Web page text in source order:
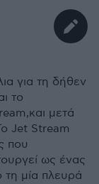
για τη δήθεν
το
μετά
Jet Stream
που
ως ένας
μία πλευρά